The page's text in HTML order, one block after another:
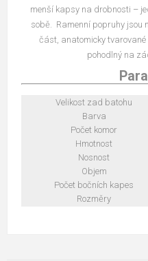
menší kapsy na drobnosti –
sobě. Ramenní popruhy jsou
část, anatomicky
pohodlný na
Velikost zad batohu
Barva
Počet komor
Hmotnost
Nosnost
Objem
Počet bočních kapes
Rozměry